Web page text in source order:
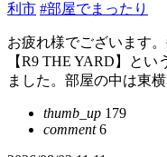
利市 #部屋でまったり
お疲れ様でございます
【R9 THE YARD】と
ました。部屋の中は東
thumb_up 179
comment6